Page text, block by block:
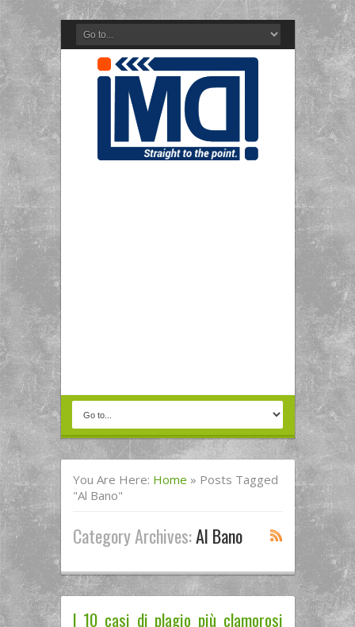
You Are Here: Home » Posts Tagged
"Al Bano"
Category Archives:Al Bano
I 10 casi di plagio più clamorosi